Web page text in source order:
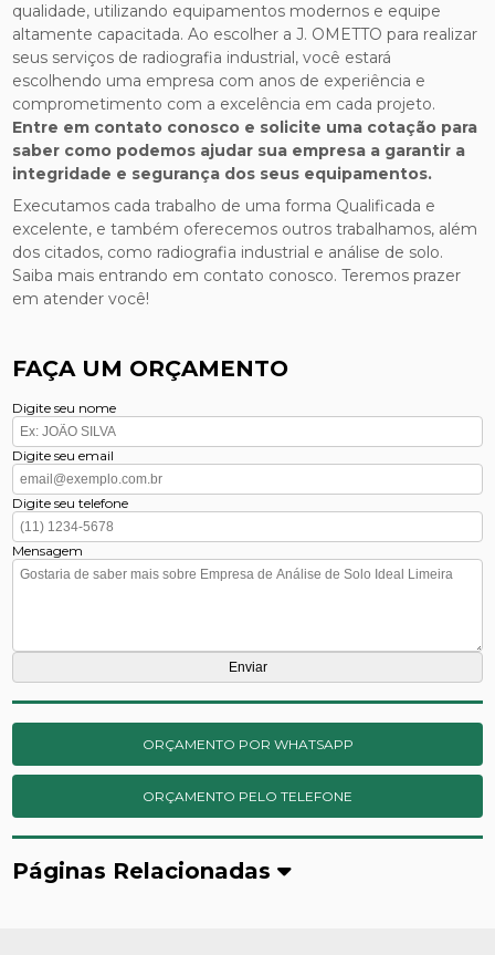
qualidade, utilizando equipamentos modernos e equipe
altamente capacitada. Ao escolher a J. OMETTO para realizar
seus serviços de radiografia industrial, você estará
escolhendo uma empresa com anos de experiência e
comprometimento com a excelência em cada projeto.
Entre em contato conosco e solicite uma cotação para
saber como podemos ajudar sua empresa a garantir a
integridade e segurança dos seus equipamentos.
Executamos cada trabalho de uma forma Qualificada e
excelente, e também oferecemos outros trabalhamos, além
dos citados, como radiografia industrial e análise de solo.
Saiba mais entrando em contato conosco. Teremos prazer
em atender você!
FAÇA UM ORÇAMENTO
Digite seu nome
Digite seu email
Digite seu telefone
Mensagem
ORÇAMENTO POR WHATSAPP
ORÇAMENTO PELO TELEFONE
Páginas Relacionadas